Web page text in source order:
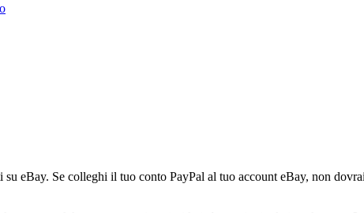
eBay. Se colleghi il tuo conto PayPal al tuo account eBay, non